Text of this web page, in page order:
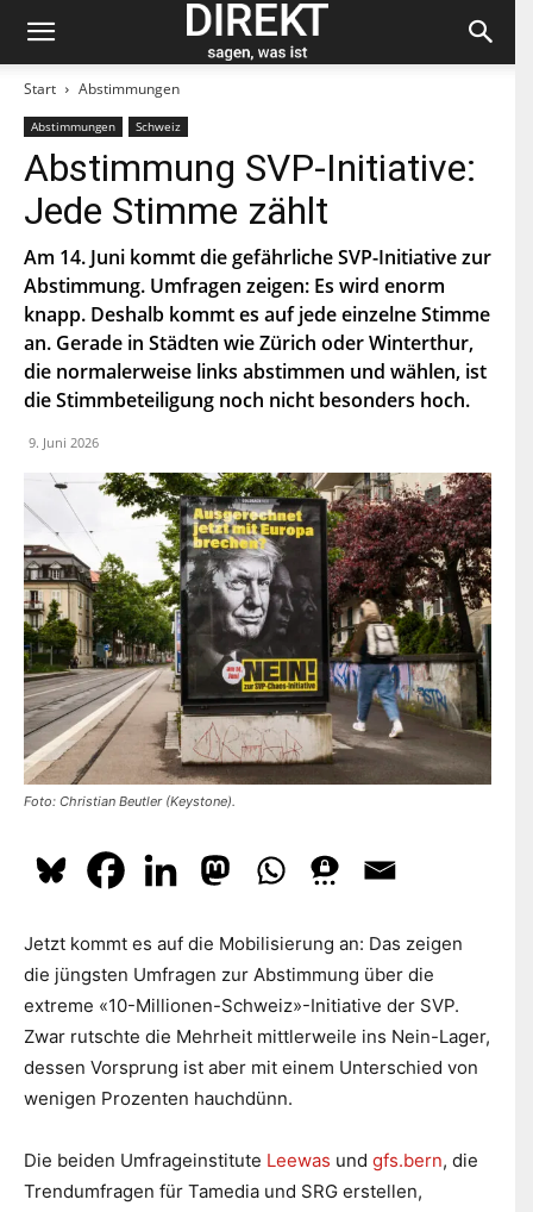
Start Abstimmungen
Abstimmungen Schweiz
Abstimmung SVP-Initiative:
Jede Stimme zählt
Am 14. Juni kommt die gefährliche SVP-Initiative zur
Abstimmung. Umfragen zeigen: Es wird enorm
knapp. Deshalb kommt es auf jede einzelne Stimme
an. Gerade in Städten wie Zürich oder Winterthur,
die normalerweise links abstimmen und wählen, ist
die Stimmbeteiligung noch nicht besonders hoch.
9. Juni 2026
Foto: Christian Beutler (Keystone).
Jetzt kommt es auf die Mobilisierung an: Das zeigen
die jüngsten Umfragen zur Abstimmung über die
extreme «10-Millionen-Schweiz»-Initiative der SVP.
Zwar rutschte die Mehrheit mittlerweile ins Nein-Lager,
dessen Vorsprung ist aber mit einem Unterschied von
wenigen Prozenten hauchdünn.
Die beiden Umfrageinstitute Leewas und gfs.bern, die
Trendumfragen für Tamedia und SRG erstellen,
Bleiben Sie auf dem neuesten Stand und
abonnieren Sie unseren «direkt»-Newsletter.
o
r
n
a
m
e
a
c
h
n
a
e
E
-
M
iP
Z
Indem Du Dich zum Newsletter einschreibst, stimmst Du
zu, dass die SP Dich auf dem Laufenden halten darf. Mehr
dazu
hier.
ABONNIEREN